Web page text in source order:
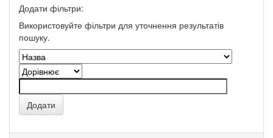
Додати фільтри:
Використовуйте фільтри для уточнення результатів
пошуку.